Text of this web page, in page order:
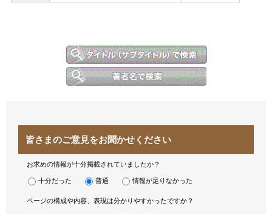
皆さまのご意見をお聞かせください
お求めの情報が十分掲載されていましたか？
十分だった 普通 情報が足りなかった
ページの構成や内容、表現は分かりやすかったですか？